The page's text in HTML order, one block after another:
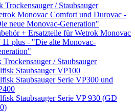
Trockensauger / Staubsauger
Monovac Comfort und Durovac -
neue Monovac-Generation"
+ Ersatzteile für Wetrok Monovac
11 plus - "Die alte Monovac-
/ Staubsauger
Staubsauger VP100
Staubsauger Serie VP300 und
Staubsauger Serie VP 930 (GD